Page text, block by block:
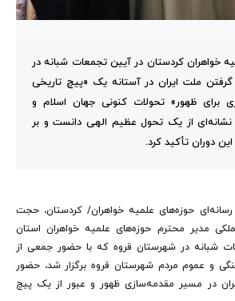
خواهران کردستان در آیین تجمعات شبانه در
گرفتن ملت ایران در آستانه یک «پیچ تاریخی
برای ظهور» تحولات کنونی جهان اسلام و
نشانه‌ای از یک تحول عظیم الهی دانست و بر
دوران تأکید کرد.
حوزه‌های علمیه خواهران/ کردستان، حجت
مدیر محترم حوزه‌های علمیه خواهران استان
شبانه در شهرستان قروه که با حضور جمعی از
و عموم مردم شهرستان قروه برگزار شد، حضور
در مسیر مقدمه‌سازی ظهور و عبور از یک پیچ